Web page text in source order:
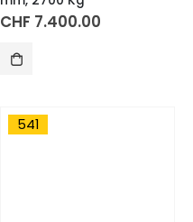
CHF 7.400.00
541